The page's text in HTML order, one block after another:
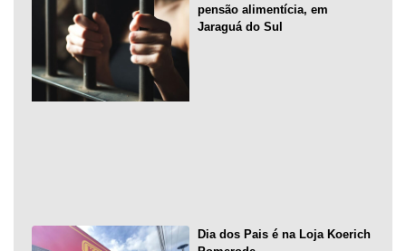
pensão alimentícia, em
Jaraguá do Sul
Dia dos Pais é na Loja Koerich